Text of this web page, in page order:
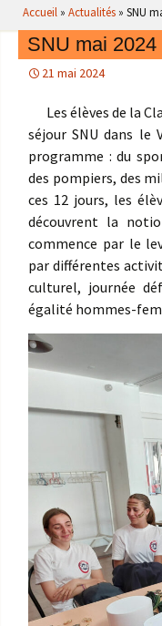
contenu
Accueil » Actualités » SNU
SNU mai 2024
21 mai 2024
Les élèves de la
séjour SNU dans le
programme : du
des pompiers, des
ces 12 jours, les
découvrent la
commence par le
par différentes
culturel, journée
égalité hommes-